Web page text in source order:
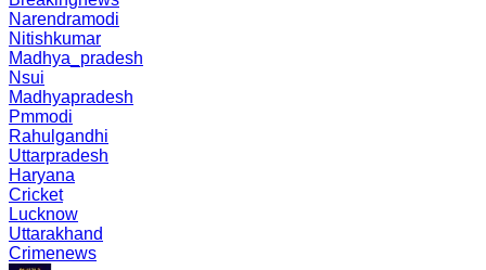
Narendramodi
Nitishkumar
Madhya_pradesh
Nsui
Madhyapradesh
Pmmodi
Rahulgandhi
Uttarpradesh
Haryana
Cricket
Lucknow
Uttarakhand
Crimenews